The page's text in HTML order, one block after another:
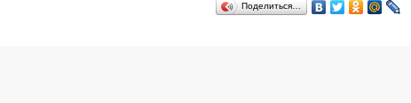
Поделиться…